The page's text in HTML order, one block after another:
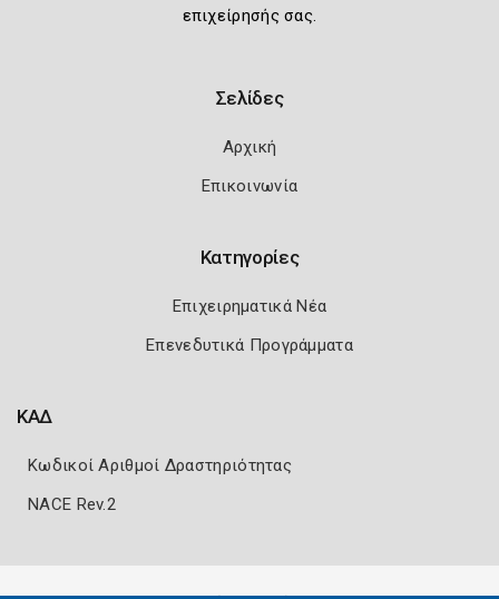
επιχείρησής σας.
Σελίδες
Αρχική
Επικοινωνία
Κατηγορίες
Επιχειρηματικά Νέα
Επενεδυτικά Προγράμματα
ΚΑΔ
Κωδικοί Αριθμοί Δραστηριότητας
NACE Rev.2